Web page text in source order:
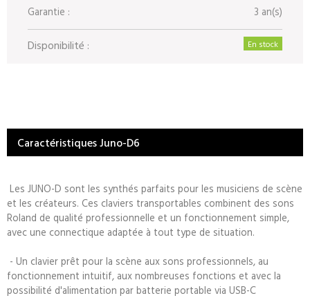
Garantie : 3 an(s)
Disponibilité : En stock
Caractéristiques Juno-D6
Les JUNO-D sont les synthés parfaits pour les musiciens de scène
et les créateurs. Ces claviers transportables combinent des sons
Roland de qualité professionnelle et un fonctionnement simple,
avec une connectique adaptée à tout type de situation.
- Un clavier prêt pour la scène aux sons professionnels, au
fonctionnement intuitif, aux nombreuses fonctions et avec la
possibilité d'alimentation par batterie portable via USB-C